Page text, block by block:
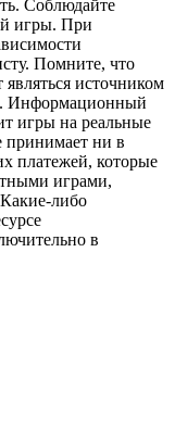
Соблюдайте
игры. При
Помните, что
источником
Информационный
игры на реальные
принимает ни в
платежей, которые
играми,
либо
в